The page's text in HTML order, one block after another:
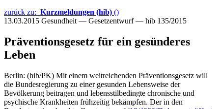
zurück zu: Kurzmeldungen (hib) ()
13.03.2015 Gesundheit — Gesetzentwurf — hib 135/2015
Präventionsgesetz für ein gesünderes
Leben
Berlin: (hib/PK) Mit einem weitreichenden Präventionsgesetz will
die Bundesregierung zu einer gesunden Lebensweise der
Bevölkerung beitragen und lebensstilbedingte chronische und
psychische Krankheiten frühzeitig bekämpfen. Der in den